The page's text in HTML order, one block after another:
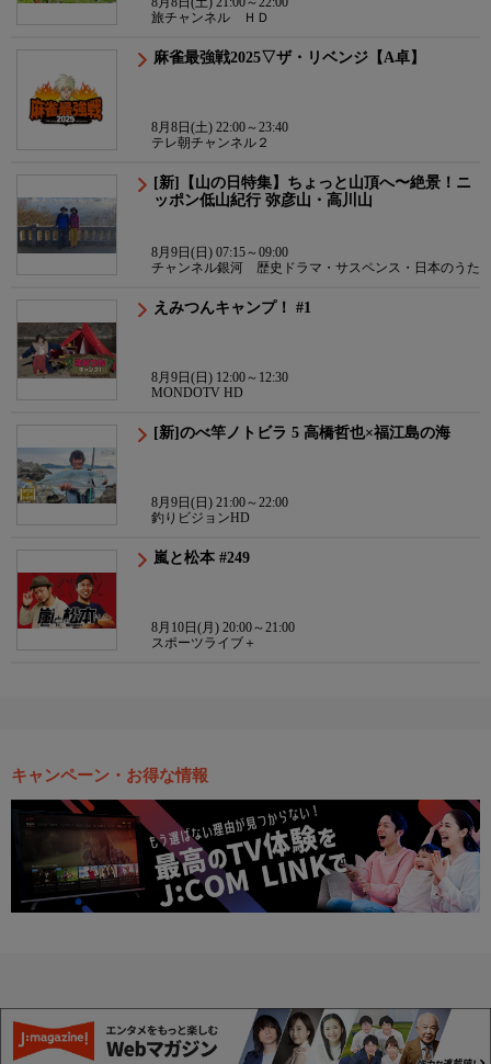
旅チャンネル ＨＤ
麻雀最強戦2025▽ザ・リベンジ【A卓】
8月8日(土) 22:00～23:40
テレ朝チャンネル２
[新]【山の日特集】ちょっと山頂へ〜絶景！ニ
ッポン低山紀行 弥彦山・高川山
8月9日(日) 07:15～09:00
チャンネル銀河 歴史ドラマ・サスペンス・日本のうた
えみつんキャンプ！ #1
8月9日(日) 12:00～12:30
MONDOTV HD
[新]のべ竿ノトビラ 5 高橋哲也×福江島の海
8月9日(日) 21:00～22:00
釣りビジョンHD
嵐と松本 #249
8月10日(月) 20:00～21:00
スポーツライブ＋
キャンペーン・お得な情報